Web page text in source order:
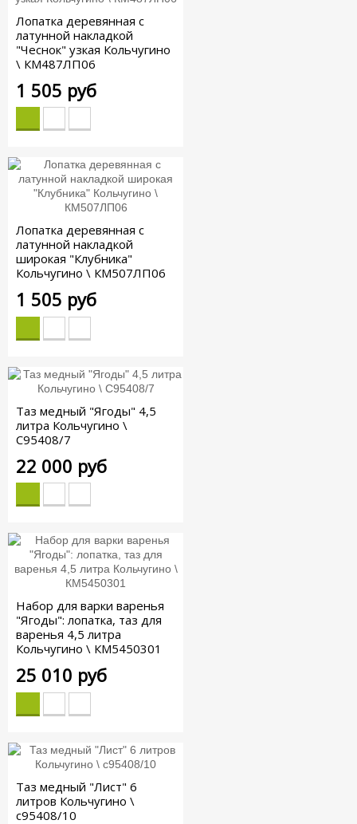
Лопатка деревянная с
латунной накладкой
"Чеснок" узкая Кольчугино
\ КМ487ЛП06
1 505 руб
Лопатка деревянная с
латунной накладкой
широкая "Клубника"
Кольчугино \ КМ507ЛП06
1 505 руб
Таз медный "Ягоды" 4,5
литра Кольчугино \
С95408/7
22 000 руб
Набор для варки варенья
"Ягоды": лопатка, таз для
варенья 4,5 литра
Кольчугино \ КМ5450301
25 010 руб
Таз медный "Лист" 6
литров Кольчугино \
с95408/10